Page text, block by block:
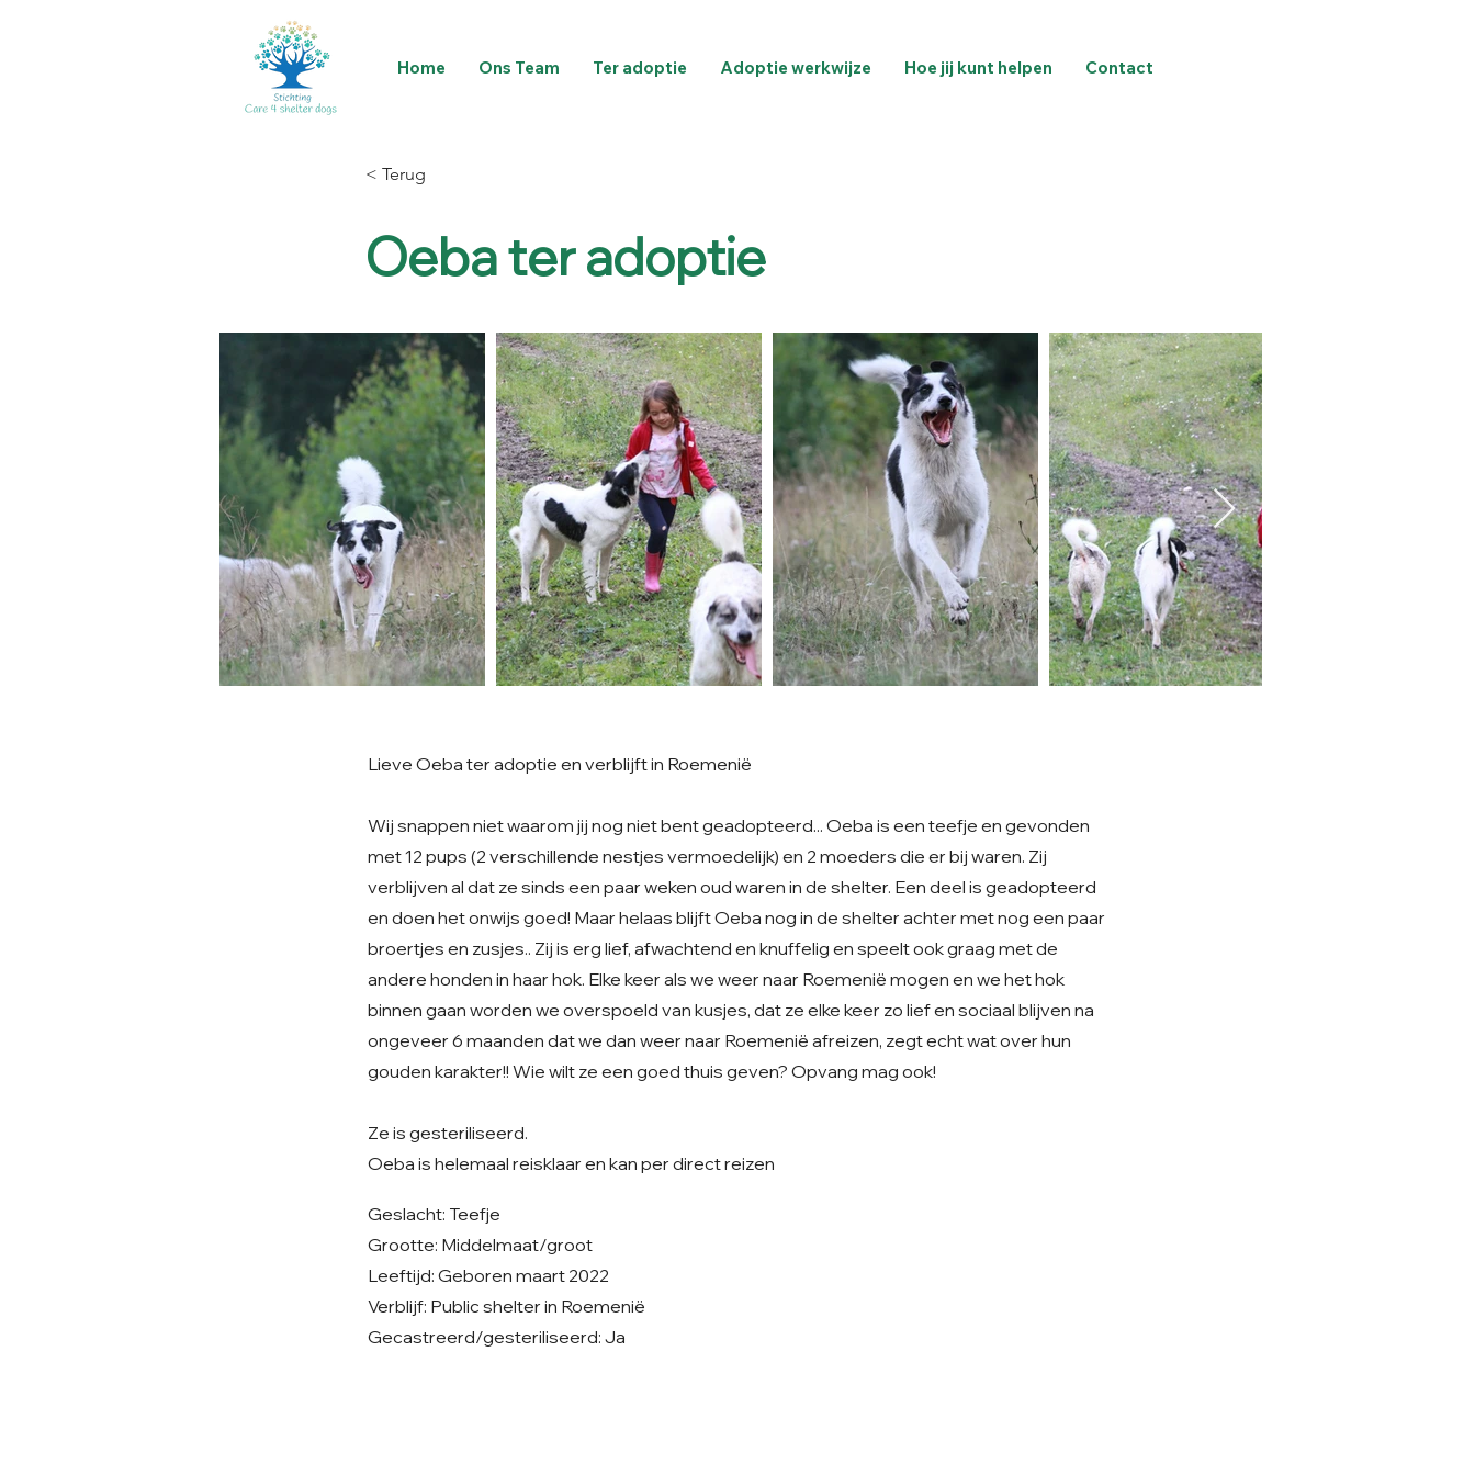
Home Ons Team Ter adoptie Adoptie werkwijze Hoe jij kunt helpen Contact
< Terug
Oeba ter adoptie
Lieve Oeba ter adoptie en verblijft in Roemenië
Wij snappen niet waarom jij nog niet bent geadopteerd... Oeba is een teefje en gevonden
met 12 pups (2 verschillende nestjes vermoedelijk) en 2 moeders die er bij waren. Zij
verblijven al dat ze sinds een paar weken oud waren in de shelter. Een deel is geadopteerd
en doen het onwijs goed! Maar helaas blijft Oeba nog in de shelter achter met nog een paar
broertjes en zusjes.. Zij is erg lief, afwachtend en knuffelig en speelt ook graag met de
andere honden in haar hok. Elke keer als we weer naar Roemenië mogen en we het hok
binnen gaan worden we overspoeld van kusjes, dat ze elke keer zo lief en sociaal blijven na
ongeveer 6 maanden dat we dan weer naar Roemenië afreizen, zegt echt wat over hun
gouden karakter!! Wie wilt ze een goed thuis geven? Opvang mag ook!
Ze is gesteriliseerd.
Oeba is helemaal reisklaar en kan per direct reizen
Geslacht: Teefje
Grootte: Middelmaat/groot
Leeftijd: Geboren maart 2022
Verblijf: Public shelter in Roemenië
Gecastreerd/gesteriliseerd: Ja